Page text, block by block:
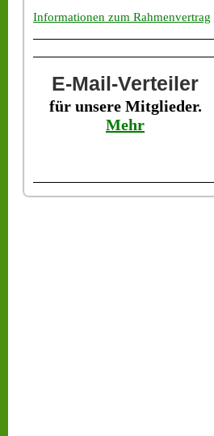
Informationen zum Rahmenvertrag
E-Mail-Verteiler
für unsere Mitglieder.
Mehr